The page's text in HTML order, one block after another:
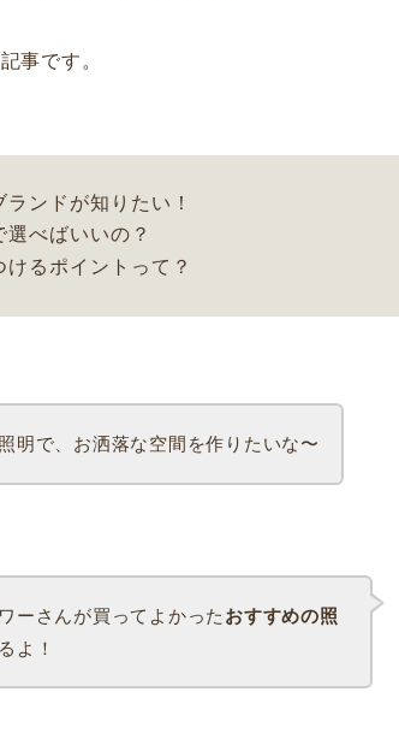
事です。
ンドが知りたい！
べばいいの？
るポイントって？
明で、お洒落な空間を作りたいな〜
ーさんが買ってよかった おすすめの照
よ！